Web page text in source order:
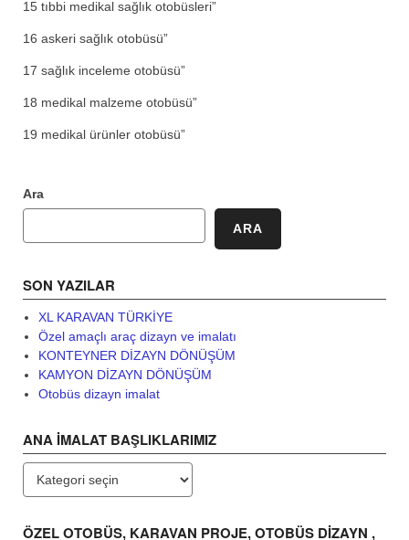
15 tıbbi medikal sağlık otobüsleri”
16 askeri sağlık otobüsü”
17 sağlık inceleme otobüsü”
18 medikal malzeme otobüsü”
19 medikal ürünler otobüsü”
Ara
ARA
SON YAZILAR
XL KARAVAN TÜRKİYE
Özel amaçlı araç dizayn ve imalatı
KONTEYNER DİZAYN DÖNÜŞÜM
KAMYON DİZAYN DÖNÜŞÜM
Otobüs dizayn imalat
ANA İMALAT BAŞLIKLARIMIZ
İMALAT
ÖZEL OTOBÜS, KARAVAN PROJE, OTOBÜS DİZAYN ,